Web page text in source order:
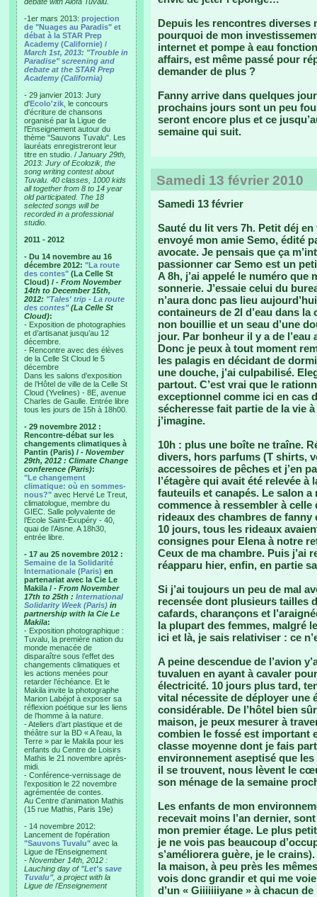
-1er mars 2013: projection
de "Nuages au Paradis" et
débat à la STAR Prep
Academy (Californie) /
March 1st, 2013: "Trouble in
Paradise" screening and
debate at the STAR Prep
Academy (California)
- 29 janvier 2013: Jury
d'Ecolo'zik , le concours
d'écriture de chansons
organisé par la Ligue de
l'Enseignement autour du
thème "Sauvons Tuvalu". Les
lauréats enregistreront leur
titre en studio. / January 29th,
2013: Jury of Ecolozik, the
song writing contest about
Tuvalu. 40 classes, 1000 kids
all together from 8 to 14 year
old participated. The 18
selected songs will be
recorded in a professional
studio.
2011 - 2012
- Du 14 novembre au 16
décembre 2012: "La route
des contes" (La Celle St
Cloud) / - From November
14th to December 15th,
2012: "Tales' trip - La route
des contes"(La Celle St
Cloud):
- Exposition de photographies
et d’artisanat jusqu’au 12
décembre.
- Rencontre avec des élèves
de la Celle St Cloud le 5
décembre
Dans les salons d’exposition
de l’Hôtel de ville de la Celle St
Cloud (Yvelines) - 8E, avenue
Charles de Gaulle. Entrée libre
tous les jours de 15h à 18h00.
- 29 novembre 2012 :
Rencontre-débat sur les
changements climatiques à
Pantin (Paris) / - November
29th, 2012 : Climate Change
conference (Paris):
"Le changement
climatique: où en sommes-
nous?" avec Hervé Le Treut,
climatologue, membre du
GIEC. Salle polyvalente de
l’Ecole Saint-Exupéry - 40,
quai de l’Aisne. A 18h30,
entrée libre.
- 17 au 25 novembre 2012 :
Semaine de la Solidarité
Internationale (Paris) en
partenariat avec la Cie Le
Makila / - From November
17th to 25th : International
Solidarity Week (Paris) in
partnership with la Cie Le
Makila:
- Exposition photographique :
Tuvalu, la première nation du
monde menacée de
disparaître sous l’effet des
changements climatiques et
les actions menées pour
retarder l’échéance. Et le
Makila invite la photographe
Marion Labéjof à exposer sa
réflexion poétique sur les liens
de l’homme à la nature.
- Ateliers d’art plastique et de
théâtre sur la BD « A l’eau, la
Terre » par le Makila pour les
enfants du Centre de Loisirs
Mathis le 21 novembre après-
midi.
- Conférence-vernissage de
l’exposition le 22 novembre
agrémentée de contes.
Au Centre d’animation Mathis
(15 rue Mathis, Paris 19e)
- 14 novembre 2012:
Lancement de l'opération
"Sauvons Tuvalu" avec la
Ligue de l'Enseignement
- November 14th, 2012 :
Lauching day of "Let's save
Tuvalu", a project with la
Ligue de l'Enseignement
Depuis les rencontres diverses
pourquoi de mon
internet et pompe à eau
affairs, est même passé pour
demander de plus ?
Fanny arrive dans quelques
prochains jours sont un peu
seront encore plus et ce
semaine qui suit.
Samedi 13 février 2010
Samedi 13 février
Sauté du lit vers 7h. Petit déj
envoyé mon amie Semo, édité
avocate. Je pensais que ça
passionner car Semo est un
A 8h, j’ai appelé le numéro que
sonnerie. J’essaie celui du
n’aura donc pas lieu
containeurs de 2l d’eau dans
non bouillie et un seau d’une
jour. Par bonheur il y a de
Donc je peux à tout moment
les palagis en décidant de
une douche, j’ai culpabilisé.
partout. C’est vrai que le
exceptionnel comme ici en cas
sécheresse fait partie de la vie
j’imagine.
10h : plus une boîte ne traîne.
divers, hors parfums (T shirts,
accessoires de pêches et j’en
l’étagère qui avait été relevée
fauteuils et canapés. Le salon
commence à ressembler à celle
rideaux des chambres de fanny
10 jours, tous les rideaux
consignes pour Elena à notre
Ceux de ma chambre. Puis j’ai
réapparu hier, enfin, en partie
Si j’ai toujours un peu de mal
recensée dont plusieurs tailles
cafards, charançons et
la plupart des femmes, malgré
ici et là, je sais relativiser : ce
A peine descendue de l’avion
tuvaluen en ayant à cavaler
électricité. 10 jours plus tard,
vital nécessite de déployer une
considérable. De l’hôtel bien
maison, je peux mesurer à
combien le fossé est important
classe moyenne dont je fais
environnement aseptisé que
il se trouvent, nous lèvent le
son ménage de la semaine
Les enfants de mon
recevait moins l’an dernier,
mon premier étage. Le plus
je ne vois pas beaucoup
s’améliorera guère, je le
la maison, à peu près les
vois donc grandir et qui me
d’un « Giiiiiiiyane » à chacun